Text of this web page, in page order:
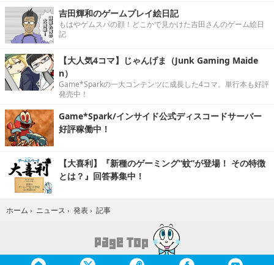
吉田輝和のゲームプレイ絵日記
もはやゲムスパの顔！どこかで見かけた吉田さんのゲーム絵日
記
【大人気4コマ】じゃんげま（Junk Gaming Maide
n）
Game*Sparkの一大コンテンツに成長した4コマ。単行本も好評
発売中！
Game*Spark/インサイド公式ディスコードサーバー
好評稼働中！
【大喜利】『新種のゲーミング“蚊”が登場！ その特徴
とは？』回答募集中！
ホーム › ニュース › 発表 › 記事